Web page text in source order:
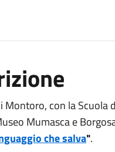
Montoro, con la
Mumasca e
che salva".